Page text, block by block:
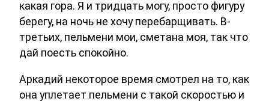
какая гора. Я и тридцать могу, просто фигуру
берегу, на ночь не хочу перебарщивать. В-
третьих, пельмени мои, сметана моя, так что
дай поесть спокойно.
Аркадий некоторое время смотрел на то, как
она уплетает пельмени с такой скоростью и